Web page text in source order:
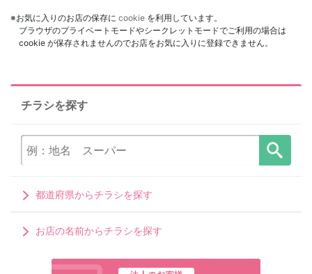
※お気に入りのお店の保存に cookie を利用しています。
ブラウザのプライベートモードやシークレットモードでご利用の場合は
cookie が保存されませんのでお店をお気に入りに登録できません。
チラシを探す
都道府県からチラシを探す
お店の名前からチラシを探す